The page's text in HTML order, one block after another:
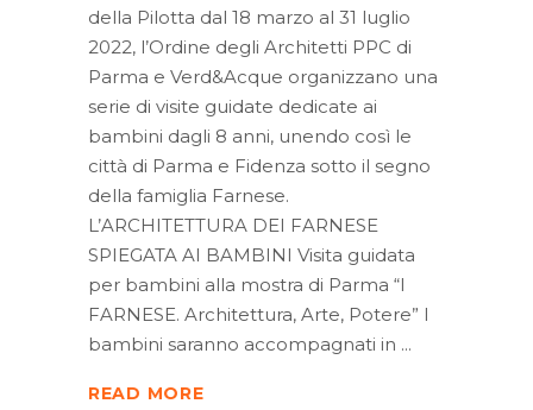
della Pilotta dal 18 marzo al 31 luglio
2022, l’Ordine degli Architetti PPC di
Parma e Verd&Acque organizzano una
serie di visite guidate dedicate ai
bambini dagli 8 anni, unendo così le
città di Parma e Fidenza sotto il segno
della famiglia Farnese.
L’ARCHITETTURA DEI FARNESE
SPIEGATA AI BAMBINI Visita guidata
per bambini alla mostra di Parma “I
FARNESE. Architettura, Arte, Potere” I
bambini saranno accompagnati in
READ MORE